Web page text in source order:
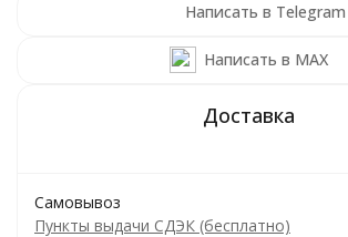
Написать в Telegram
Написать в MAX
Самовывоз
Пункты выдачи СДЭК (бесплатно)